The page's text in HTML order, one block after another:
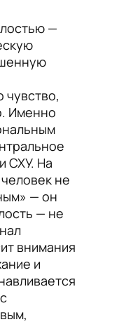
—
чувство,
Именно
СХУ. На
не
— он
— не
внимания
и